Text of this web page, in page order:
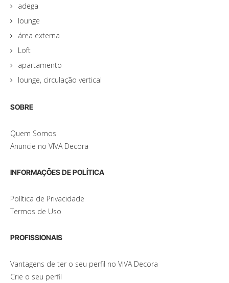
adega
lounge
área externa
Loft
apartamento
lounge, circulação vertical
SOBRE
Quem Somos
Anuncie no VIVA Decora
INFORMAÇÕES DE POLÍTICA
Política de Privacidade
Termos de Uso
PROFISSIONAIS
Vantagens de ter o seu perfil no VIVA Decora
Crie o seu perfil